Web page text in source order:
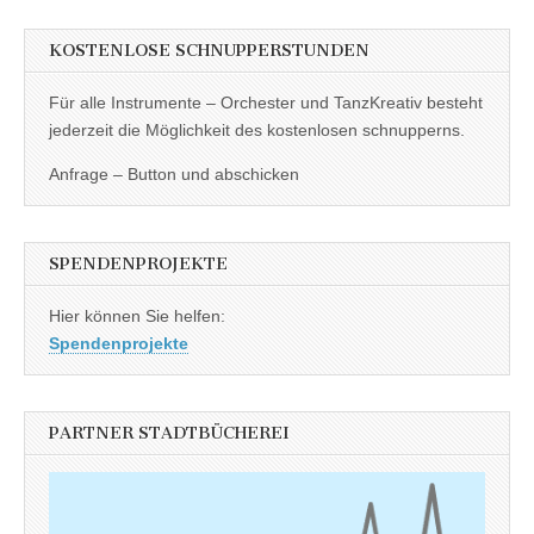
KOSTENLOSE SCHNUPPERSTUNDEN
Für alle Instrumente – Orchester und TanzKreativ besteht
jederzeit die Möglichkeit des kostenlosen schnupperns.
Anfrage – Button und abschicken
SPENDENPROJEKTE
Hier können Sie helfen:
Spendenprojekte
PARTNER STADTBÜCHEREI